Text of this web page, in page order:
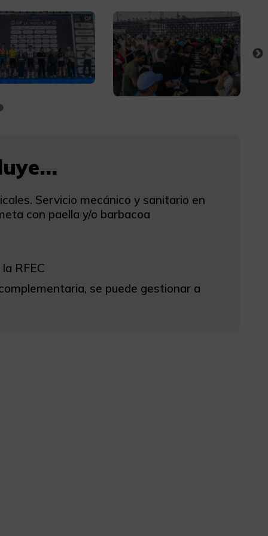
Servicio mecánico y sanitario en
con paella y/o barbacoa
RFEC
se puede gestionar a